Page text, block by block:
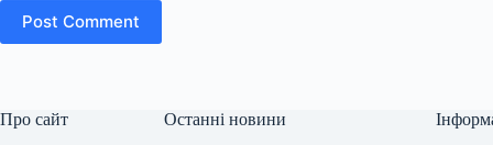
Post Comment
Про сайт Останні новини